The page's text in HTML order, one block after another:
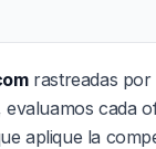
rastreadas por
cada
aplique la